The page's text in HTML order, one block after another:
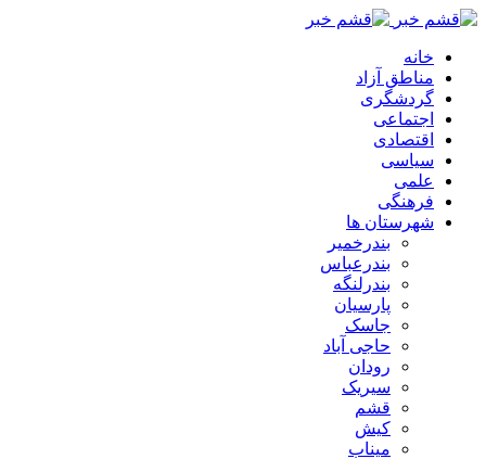
خانه
مناطق آزاد
گردشگری
اجتماعی
اقتصادی
سیاسی
علمی
فرهنگی
شهرستان ها
بندرخمیر
بندرعباس
بندرلنگه
پارسیان
جاسک
حاجی آباد
رودان
سیریک
قشم
کیش
میناب